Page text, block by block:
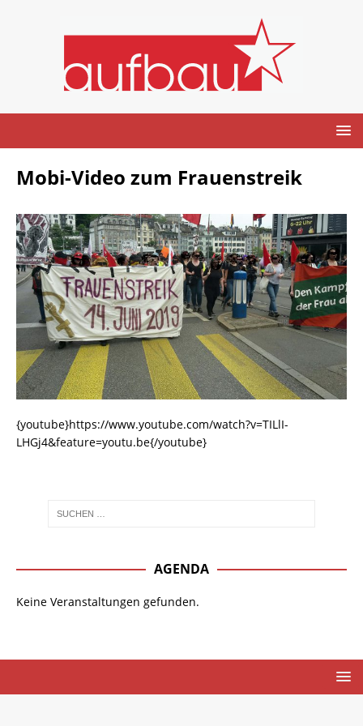
Mobi-Video zum Frauenstreik
{youtube}https://www.youtube.com/watch?v=TILlI-
LHGj4&feature=youtu.be{/youtube}
AGENDA
Keine Veranstaltungen gefunden.